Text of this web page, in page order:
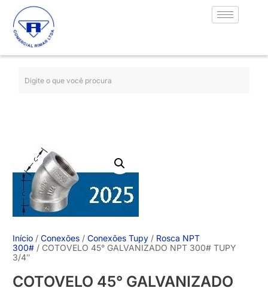
Início /Conexões /Conexões Tupy / Rosca NPT
300# / COTOVELO 45° GALVANIZADO NPT 300# TUPY
3/4″
COTOVELO 45° GALVANIZADO